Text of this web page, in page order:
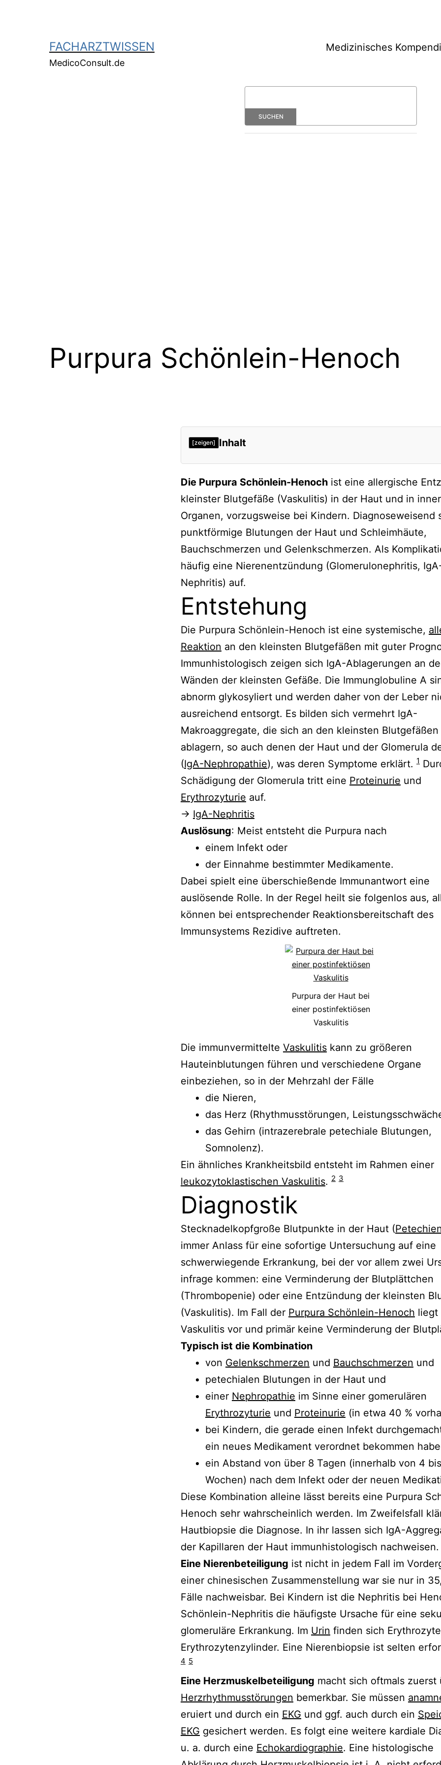
FACHARZTWISSEN
MedicoConsult.de
Medizinisches
Purpura Schönlein-Henoch
[zeigen] Inhalt
Entstehung
Diagnostik
IgA-Nephropathie als Differenzialdiagnose
Assoziationen mit anderen Erkrankungen
Therapie
Prognose
Verweise
Die Purpura Schönlein-Henoch ist eine allergische
kleinster Blutgefäße (Vaskulitis) in der Haut und in
Organen, vorzugsweise bei Kindern. Diagnoseweisend
punktförmige Blutungen der Haut und Schleimhäute,
Bauchschmerzen und Gelenkschmerzen. Als
häufig eine Nierenentzündung (Glomerulonephritis,
Nephritis) auf.
Entstehung
Die Purpura Schönlein-Henoch ist eine systemische,
Reaktion an den kleinsten Blutgefäßen mit guter
Immunhistologisch zeigen sich IgA-Ablagerungen an
Wänden der kleinsten Gefäße. Die Immunglobuline A
abnorm glykosyliert und werden daher von der Leber
ausreichend entsorgt. Es bilden sich vermehrt IgA-
Makroaggregate, die sich an den kleinsten Blutgefäßen
ablagern, so auch denen der Haut und der Glomerula
(IgA-Nephropathie), was deren Symptome erklärt. 1
Schädigung der Glomerula tritt eine Proteinurie und
Erythrozyturie auf.
→ IgA-Nephritis
Auslösung: Meist entsteht die Purpura nach
einem Infekt oder
der Einnahme bestimmter Medikamente.
Dabei spielt eine überschießende Immunantwort eine
auslösende Rolle. In der Regel heilt sie folgenlos aus,
können bei entsprechender Reaktionsbereitschaft des
Immunsystems Rezidive auftreten.
Purpura der Haut bei
einer postinfektiösen
Vaskulitis
Die immunvermittelte Vaskulitis kann zu größeren
Hauteinblutungen führen und verschiedene Organe
einbeziehen, so in der Mehrzahl der Fälle
die Nieren,
das Herz (Rhythmusstörungen,
das Gehirn (intrazerebrale petechiale Blutungen,
Somnolenz).
Ein ähnliches Krankheitsbild entsteht im Rahmen einer
leukozytoklastischen Vaskulitis. 2 3
Diagnostik
Stecknadelkopfgroße Blutpunkte in der Haut (
immer Anlass für eine sofortige Untersuchung auf eine
schwerwiegende Erkrankung, bei der vor allem zwei
infrage kommen: eine Verminderung der Blutplättchen
(Thrombopenie) oder eine Entzündung der kleinsten
(Vaskulitis). Im Fall der Purpura Schönlein-Henoch liegt
Vaskulitis vor und primär keine Verminderung der
Typisch ist die Kombination
von Gelenkschmerzen und Bauchschmerzen und
petechialen Blutungen in der Haut und
einer Nephropathie im Sinne einer gomerulären
Erythrozyturie und Proteinurie (in etwa 40 %
bei Kindern, die gerade einen Infekt
ein neues Medikament verordnet bekommen
ein Abstand von über 8 Tagen (innerhalb von 4
Wochen) nach dem Infekt oder der neuen
Diese Kombination alleine lässt bereits eine Purpura
Henoch sehr wahrscheinlich werden. Im Zweifelsfall
Hautbiopsie die Diagnose. In ihr lassen sich IgA-
der Kapillaren der Haut immunhistologisch nachweisen.
Eine Nierenbeteiligung ist nicht in jedem Fall im
einer chinesischen Zusammenstellung war sie nur in
Fälle nachweisbar. Bei Kindern ist die Nephritis bei
Schönlein-Nephritis die häufigste Ursache für eine
glomeruläre Erkrankung. Im Urin finden sich
Erythrozytenzylinder. Eine Nierenbiopsie ist selten
4 5
Eine Herzmuskelbeteiligung macht sich oftmals zuerst
Herzrhythmusstörungen bemerkbar. Sie müssen
eruiert und durch ein EKG und ggf. auch durch ein
EKG gesichert werden. Es folgt eine weitere kardiale
u. a. durch eine Echokardiographie. Eine histologische